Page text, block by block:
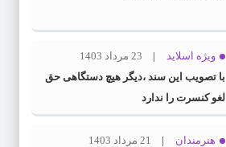
ویژه اسلاید
23 مرداد 1403
با تصویب این سند ،دیگر هیچ دستگاهی حق
لغو کنسرت را ندارد
هنرمندان
21 مرداد 1403